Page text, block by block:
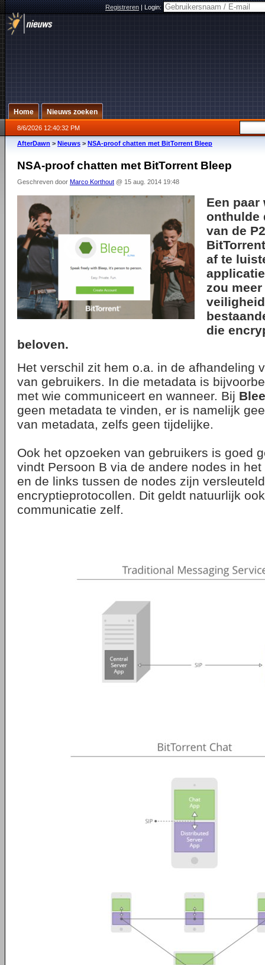
Registreren|Login:
Home Nieuws zoeken
8/6/2026 12:40:32 PM
AfterDawn > Nieuws > NSA-proof chatten met BitTorrent Bleep
NSA-proof chatten met BitTorrent Bleep
Geschreven door Marco Korthout @ 15 aug. 2014 19:48
Een paar
onthulde
van de
af te
zou
die
beloven.
Het verschil zit hem o.a. in de afhandeling
van gebruikers. In die metadata is
met wie communiceert en wanneer. Bij
geen metadata te vinden, er is namelijk
van metadata, zelfs geen tijdelijke.
Ook het opzoeken van gebruikers is goed
vindt Persoon B via de andere nodes in
en de links tussen de nodes zijn
encryptieprotocollen. Dit geldt natuurlijk
communicatie zelf.